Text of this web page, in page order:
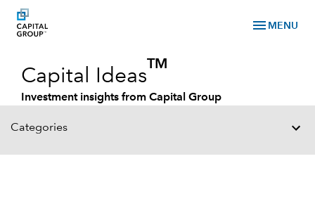
menu MENU
Capital Ideas
TM
Investment insights from Capital Group
Categories